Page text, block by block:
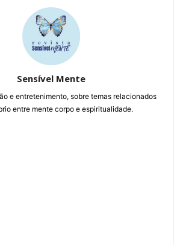
Sensível Mente
e entretenimento, sobre temas relacionados
entre mente corpo e espiritualidade.